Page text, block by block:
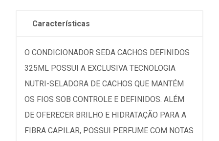
Características
O CONDICIONADOR SEDA CACHOS DEFINIDOS
325ML POSSUI A EXCLUSIVA TECNOLOGIA
NUTRI-SELADORA DE CACHOS QUE MANTÉM
OS FIOS SOB CONTROLE E DEFINIDOS. ALÉM
DE OFERECER BRILHO E HIDRATAÇÃO PARA A
FIBRA CAPILAR, POSSUI PERFUME COM NOTAS